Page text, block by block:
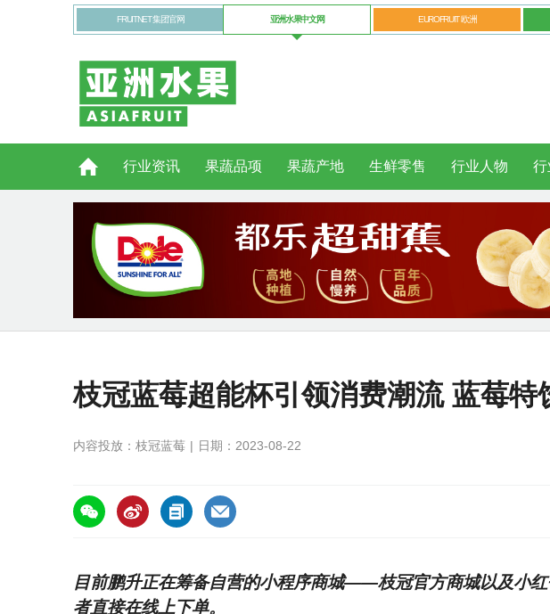
FRUITNET 集团官网 亚洲水果中文网 EUROFRUIT 欧洲
行业资讯 果蔬品项 果蔬产地 生鲜零售 行业人物 行
枝冠蓝莓超能杯引领消费潮流 蓝莓特
内容投放：枝冠蓝莓 日期：2023-08-22
https://asiafruitchina.net/25934.html
目前鹏升正在筹备自营的小程序商城——枝冠官方商城以及小
者直接在线上下单。